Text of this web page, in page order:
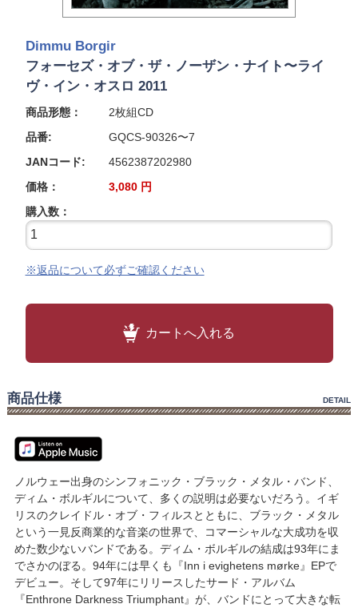
Dimmu Borgir
フォーセズ・オブ・ザ・ノーザン・ナイト〜ライ
ヴ・イン・オスロ 2011
商品形態：
2枚組CD
品番:
GQCS-90326〜7
JANコード:
4562387202980
価格：
3,080 円
購入数：
※返品について必ずご確認ください
カートへ入れる
商品仕様 DETAIL
ノルウェー出身のシンフォニック・ブラック・メタル・バンド、
ディム・ボルギルについて、多くの説明は必要ないだろう。イギ
リスのクレイドル・オブ・フィルスとともに、ブラック・メタル
という一見反商業的な音楽の世界で、コマーシャルな大成功を収
めた数少ないバンドである。ディム・ボルギルの結成は93年にま
でさかのぼる。94年には早くも『Inn i evighetens mørke』EPで
デビュー。そして97年にリリースしたサード・アルバム
『Enthrone Darkness Triumphant』が、バンドにとって大きな転